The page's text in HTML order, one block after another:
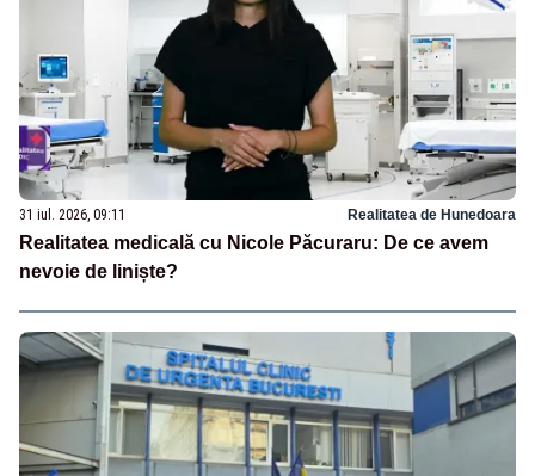
31 iul. 2026, 09:11 Realitatea de Hunedoara
Realitatea medicală cu Nicole Păcuraru: De ce avem
nevoie de liniște?